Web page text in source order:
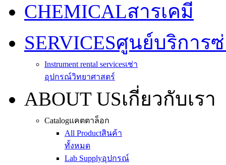
CHEMICALสารเคมี
SERVICESศูนย์บริการ
Instrument rental servicesเช่า
อุปกรณ์วิทยาศาสตร์
ABOUT USเกี่ยวกับเรา
Catalogแคตตาล็อก
All Productสินค้า
ทั้งหมด
Lab Supplyอุปกรณ์